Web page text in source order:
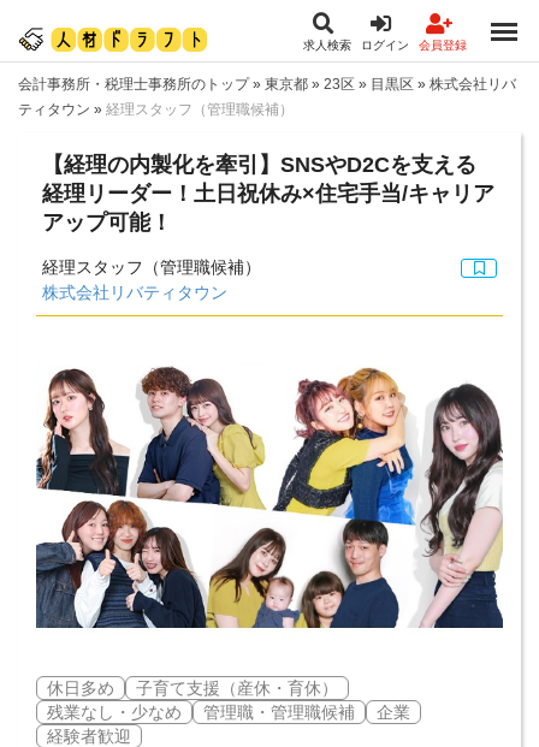
求人検索 ログイン 会員登録
会計事務所・税理士事務所のトップ» 東京都 » 23区 » 目黒区 » 株式会社リバ
ティタウン » 経理スタッフ（管理職候補）
【経理の内製化を牽引】SNSやD2Cを支える
経理リーダー！土日祝休み×住宅手当/キャリア
アップ可能！
経理スタッフ（管理職候補）
株式会社リバティタウン
休日多め
子育て支援（産休・育休）
残業なし・少なめ
管理職・管理職候補
企業
経験者歓迎